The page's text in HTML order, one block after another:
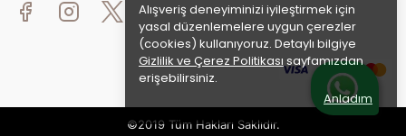
Alışveriş deneyiminizi iyileştirmek için
yasal düzenlemelere uygun çerezler
(cookies) kullanıyoruz. Detaylı bilgiye
Gizlilik ve Çerez Politikası sayfamızdan
erişebilirsiniz.
Anladım
©2019 Tüm Hakları Saklıdır.